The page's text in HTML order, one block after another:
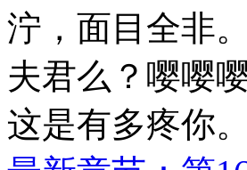
泞，面目全非
夫君么？嘤嘤
这是有多疼你。